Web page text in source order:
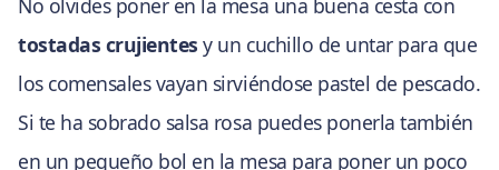
No olvides poner en la mesa una buena cesta con
tostadas crujientes y un cuchillo de untar para que
los comensales vayan sirviéndose pastel de pescado.
Si te ha sobrado salsa rosa puedes ponerla también
en un pequeño bol en la mesa para poner un poco